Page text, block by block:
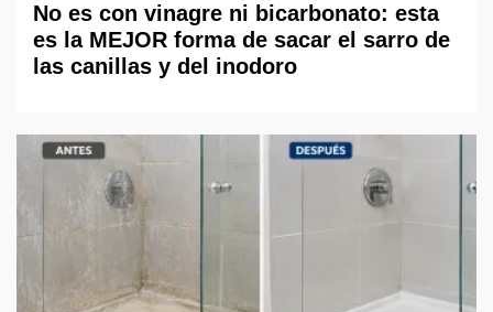
No es con vinagre ni bicarbonato: esta
es la MEJOR forma de sacar el sarro de
las canillas y del inodoro